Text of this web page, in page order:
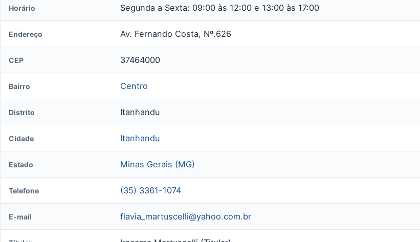
Horário Segunda a Sexta: 09:00 às 12:00 e 13:00 às 17:00
Endereço Av. Fernando Costa, Nº.626
CEP 37464000
Bairro Centro
Distrito Itanhandu
Cidade Itanhandu
Estado Minas Gerais (MG)
Telefone (35) 3361-1074
E-mail flavia_martuscelli@yahoo.com.br